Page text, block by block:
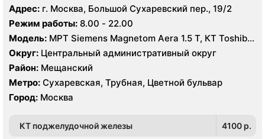
Адрес: г. Москва, Большой Сухаревский пер., 19/2
Режим работы: 8.00 - 22.00
Модель: МРТ Siemens Magnetom Aera 1.5 Т, КТ Toshiba
Aquilion 64 среза, УЗИ
Округ: Центральный административный округ
Район: Мещанский
Метро: Сухаревская, Трубная, Цветной бульвар
Город: Москва
КТ поджелудочной железы 4100 p.